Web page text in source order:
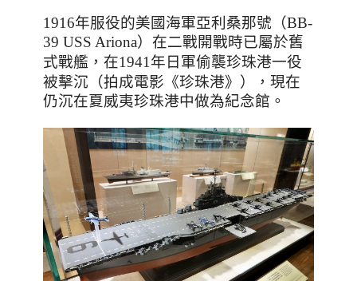
1916年服役的美國海軍亞利桑那號（BB-
39 USS Ariona）在二戰開戰時已屬於舊
式戰艦 ， 在1941年日軍偷襲珍珠港一役
被擊沉
（拍成電影《珍珠港》 ） ， 現在
仍沉在夏威夷珍珠港中做為紀念館 。